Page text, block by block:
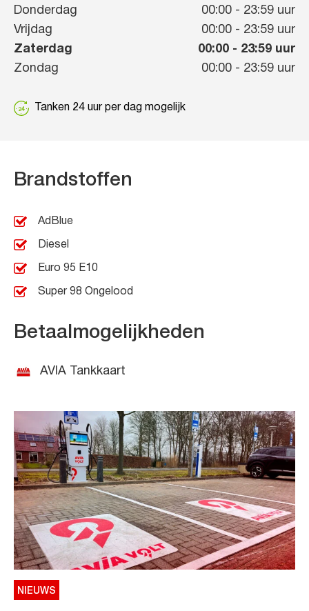
Donderdag
00:00 - 23:59 uur
Vrijdag
00:00 - 23:59 uur
Zaterdag
00:00 - 23:59 uur
Zondag
00:00 - 23:59 uur
Tanken 24 uur per dag mogelijk
Brandstoffen
AdBlue
Diesel
Euro 95 E10
Super 98 Ongelood
Betaalmogelijkheden
AVIA Tankkaart
NIEUWS